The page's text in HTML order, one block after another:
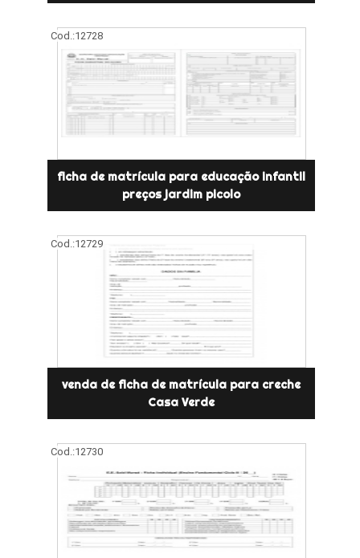
Cod.:12728
ficha de matrícula para educação infantil
preços jardim picolo
Cod.:12729
venda de ficha de matrícula para creche
Casa Verde
Cod.:12730